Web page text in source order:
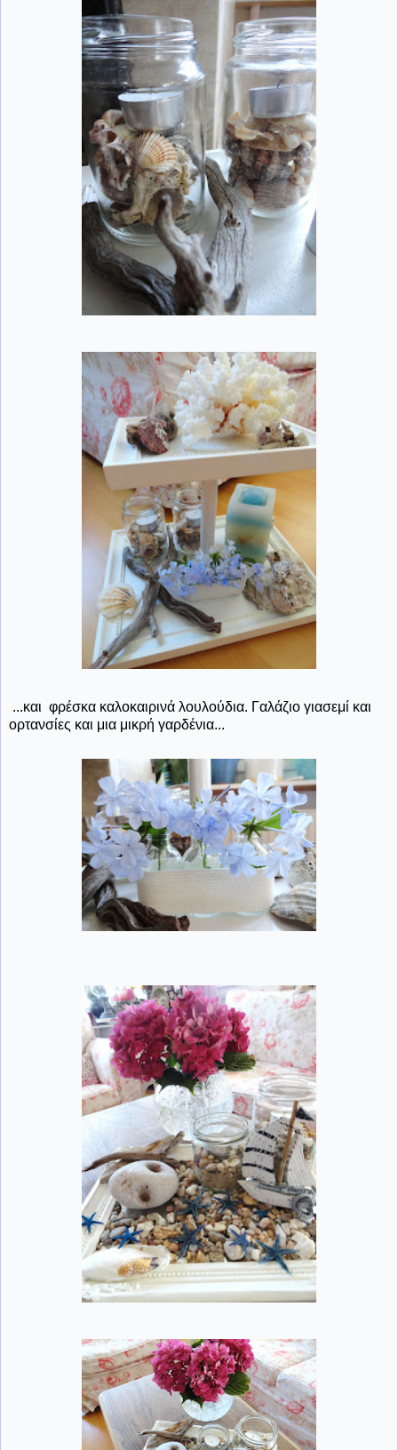
...και φρέσκα καλοκαιρινά λουλούδια. Γαλάζιο γιασεμί και
ορτανσίες και μια μικρή γαρδένια...